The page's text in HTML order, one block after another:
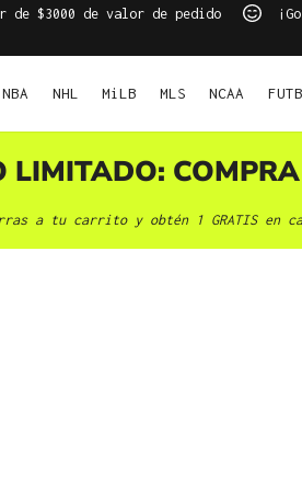
$3000 de valor de pedido
NBA NHL MiLB MLS NCAA
LIMITADO:
a tu carrito y obtén 1 GRATIS en